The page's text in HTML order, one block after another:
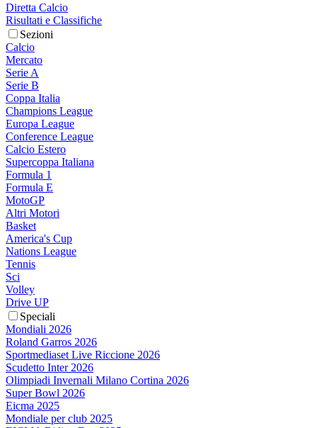
Diretta Calcio
Risultati e Classifiche
Sezioni
Calcio
Mercato
Serie A
Serie B
Coppa Italia
Champions League
Europa League
Conference League
Calcio Estero
Supercoppa Italiana
Formula 1
Formula E
MotoGP
Altri Motori
Basket
America's Cup
Nations League
Tennis
Sci
Volley
Drive UP
Speciali
Mondiali 2026
Roland Garros 2026
Sportmediaset Live Riccione 2026
Scudetto Inter 2026
Olimpiadi Invernali Milano Cortina 2026
Super Bowl 2026
Eicma 2025
Mondiale per club 2025